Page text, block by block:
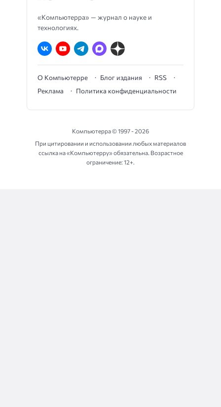
«Компьютерра» — журнал о науке и
технологиях.
О Компьютерре Блог издания
RSS
Реклама
Политика конфиденциальности
Компьютерра ©1997 - 2026
При цитировании и использовании любых материалов
ссылка на «Компьютерру» обязательна. Возрастное
ограничение: 12+.